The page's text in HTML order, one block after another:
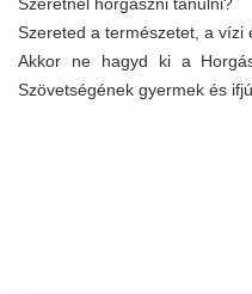
Szereted a természetet, a vízi
Akkor ne hagyd ki a
Szövetségének gyermek és